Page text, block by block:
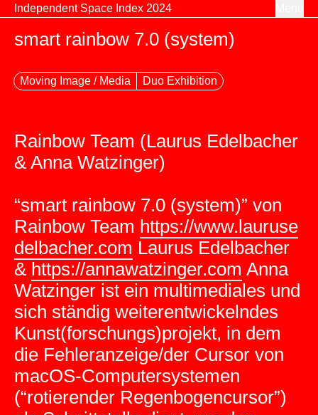
Zum Inhalt springen
Independent Space Index 2024
smart rainbow 7.0 (system)
Moving Image / Media Duo Exhibition
Rainbow Team (Laurus Edelbacher
& Anna Watzinger)
“smart rainbow 7.0 (system)” von
Rainbow Team https://www.lauruse
delbacher.com Laurus Edelbacher
& https://annawatzinger.com Anna
Watzinger ist ein multimediales und
sich ständig weiterentwickelndes
Kunst(forschungs)projekt, in dem
die Fehleranzeige/der Cursor von
macOS-Computersystemen
(“rotierender Regenbogencursor”)